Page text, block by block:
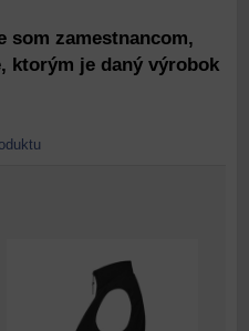
som zamestnancom,
ktorým je daný výrobok